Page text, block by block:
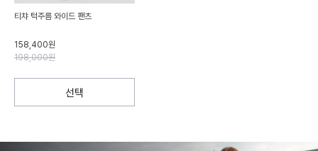
티챠 턱주름 와이드 팬츠
158,400원
198,000원
선택